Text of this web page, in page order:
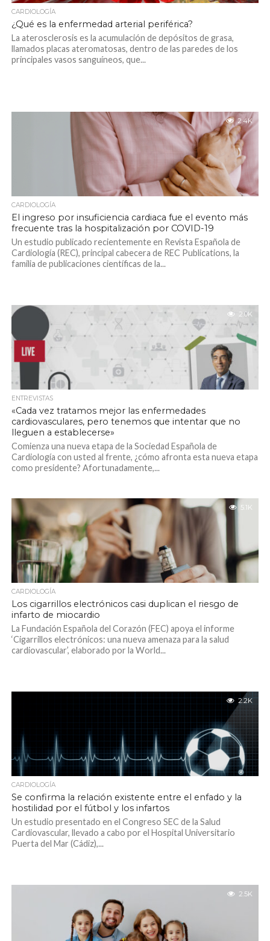
CARDIOLOGÍA
¿Qué es la enfermedad arterial periférica?
La aterosclerosis es la acumulación de depósitos de grasa,
llamados placas ateromatosas, dentro de las paredes de los
principales vasos sanguíneos, que...
2.4K
CARDIOLOGÍA
El ingreso por insuficiencia cardiaca fue el evento más
frecuente tras la hospitalización por COVID-19
Un estudio publicado recientemente en Revista Española de
Cardiología (REC), principal cabecera de REC Publications, la
familia de publicaciones científicas de la...
2.0K
ENTREVISTAS
«Cada vez tratamos mejor las enfermedades
cardiovasculares, pero tenemos que intentar que no
lleguen a establecerse»
Comienza una nueva etapa de la Sociedad Española de
Cardiología con usted al frente, ¿cómo afronta esta nueva etapa
como presidente? Afortunadamente,...
5.1K
CARDIOLOGÍA
Los cigarrillos electrónicos casi duplican el riesgo de
infarto de miocardio
La Fundación Española del Corazón (FEC) apoya el informe
‘Cigarrillos electrónicos: una nueva amenaza para la salud
cardiovascular’, elaborado por la World...
2.2K
CARDIOLOGÍA
Se confirma la relación existente entre el enfado y la
hostilidad por el fútbol y los infartos
Un estudio presentado en el Congreso SEC de la Salud
Cardiovascular, llevado a cabo por el Hospital Universitario
Puerta del Mar (Cádiz),...
2.5K